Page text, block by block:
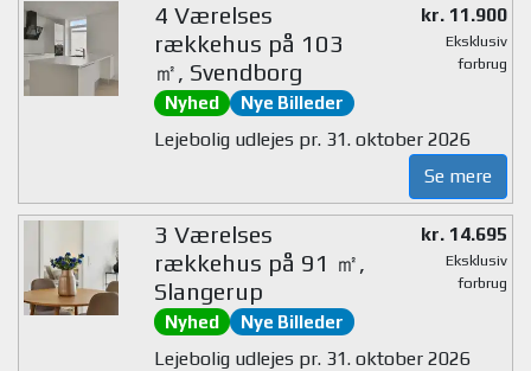
4 Værelses
rækkehus på 103
㎡, Svendborg
Nyhed Nye Billeder
kr. 11.900
Eksklusiv
forbrug
Lejebolig udlejes pr. 31. oktober 2026
Se mere
3 Værelses
rækkehus på 91 ㎡,
Slangerup
Nyhed Nye Billeder
kr. 14.695
Eksklusiv
forbrug
Lejebolig udlejes pr. 31. oktober 2026